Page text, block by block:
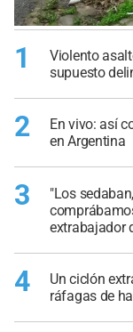
1
Violento
supuesto
2
En vivo: así
en Argentina
3
"Los
extrabajador
4
Un ciclón
ráfagas de